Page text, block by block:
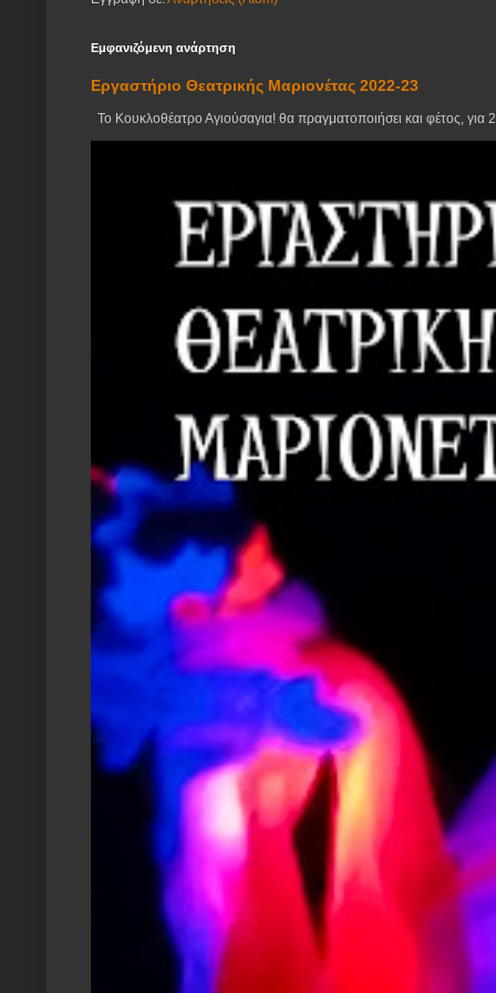
Εμφανιζόμενη ανάρτηση
Εργαστήριο Θεατρικής Μαριονέτας 2022-23
Το Κουκλοθέατρο Αγιούσαγια! θα πραγματοποιήσει και φέτος,